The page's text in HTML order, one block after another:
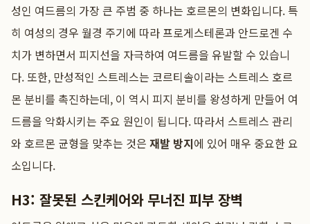
성인 여드름의 가장 큰 주범 중 하나는 호르몬의 변화입니다. 특
히 여성의 경우 월경 주기에 따라 프로게스테론과 안드로겐 수
치가 변하면서 피지선을 자극하여 여드름을 유발할 수 있습니
다. 또한, 만성적인 스트레스는 코르티솔이라는 스트레스 호르
몬 분비를 촉진하는데, 이 역시 피지 분비를 왕성하게 만들어 여
드름을 악화시키는 주요 원인이 됩니다. 따라서 스트레스 관리
와 호르몬 균형을 맞추는 것은 재발 방지에 있어 매우 중요한 요
소입니다.
H3: 잘못된 스킨케어와 무너진 피부 장벽